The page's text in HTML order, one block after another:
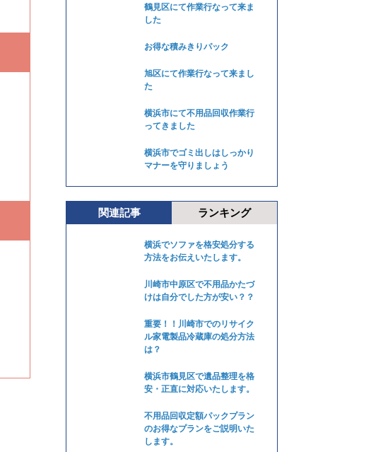
鶴見区にて作業行なって来ま
した
お得な積みきりパック
旭区にて作業行なって来まし
た
横浜市にて不用品回収作業行
ってきました
横浜市でゴミ出しはしっかり
マナーを守りましょう
関連記事 ランキング
横浜でソファを格安処分する
方法をお伝えいたします。
川崎市中原区で不用品かたづ
けは自分でした方が安い？？
重要！！川崎市でのリサイク
ル家電製品冷蔵庫の処分方法
は？
横浜市鶴見区で遺品整理を格
安・正直に対応いたします。
不用品回収定額パックプラン
のお得なプランをご説明いた
します。